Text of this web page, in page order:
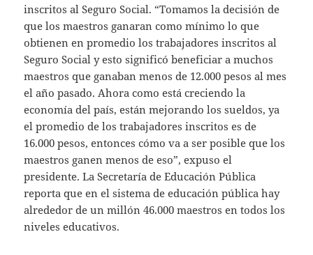
inscritos al Seguro Social. “Tomamos la decisión de
que los maestros ganaran como mínimo lo que
obtienen en promedio los trabajadores inscritos al
Seguro Social y esto significó beneficiar a muchos
maestros que ganaban menos de 12.000 pesos al mes
el año pasado. Ahora como está creciendo la
economía del país, están mejorando los sueldos, ya
el promedio de los trabajadores inscritos es de
16.000 pesos, entonces cómo va a ser posible que los
maestros ganen menos de eso”, expuso el
presidente. La Secretaría de Educación Pública
reporta que en el sistema de educación pública hay
alrededor de un millón 46.000 maestros en todos los
niveles educativos.